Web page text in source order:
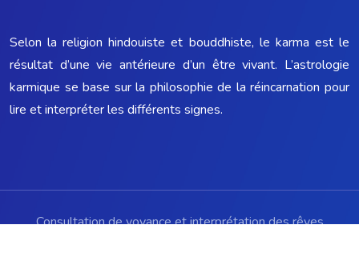
Selon la religion hindouiste et bouddhiste, le karma est le
résultat d’une vie antérieure d’un être vivant. L’astrologie
karmique se base sur la philosophie de la réincarnation pour
lire et interpréter les différents signes.
Consultation de voyance et interprétation des rêves